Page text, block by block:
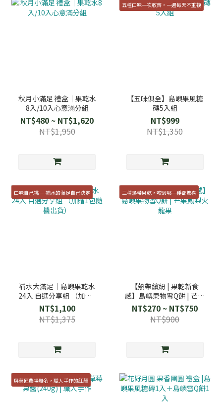
秋月小滿足 禮盒｜果乾水
8入/10入心意滿分組
NT$480 ~ NT$1,620
NT$1,950
五種口味一次收齊，一週每天不重複
【五味俱全】島嶼果風糖
磚5入組
NT$999
NT$1,350
口味自己挑 — 補水的滿足自己決定
補水大滿足｜島嶼果乾水
24入 自選分享組 （加贈1
包隨機出貨）
NT$1,100
NT$1,375
三種熱帶果乾，咬到哪一種都驚喜
【熱帶繽紛 | 果乾新食
感】島嶼果物雪Q餅 | 芒果
鳳梨火龍果
NT$270 ~ NT$750
NT$900
與菓匠農場聯名，職人手作的紅顏